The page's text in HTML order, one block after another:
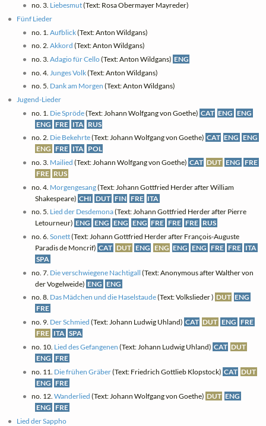
no. 3. Liebesmut(Text: Rosa Obermayer Mayreder)
Fünf Lieder
no. 1. Aufblick(Text: Anton Wildgans)
no. 2. Akkord (Text: Anton Wildgans)
no. 3. Adagio für Cello(Text: Anton Wildgans) ENG
no. 4. Junges Volk(Text: Anton Wildgans)
no. 5. Dank am Morgen (Text: Anton Wildgans)
Jugend-Lieder
no. 1. Die Spröde(Text: Johann Wolfgang von Goethe) CAT ENG ENG
ENG FRE ITA RUS
no. 2. Die Bekehrte(Text: Johann Wolfgang von Goethe) CAT ENG ENG
ENG FRE ITA POL
no. 3. Mailied (Text: Johann Wolfgang von Goethe) CAT DUT ENG FRE
FRE RUS
no. 4. Morgengesang(Text: Johann Gottfried Herder after William
Shakespeare) CHI DUT FIN FRE ITA
no. 5. Lied der Desdemona(Text: Johann Gottfried Herder after Pierre
Letourneur) ENG ENG ENG ENG FRE FRE FRE RUS
no. 6. Sonett(Text: Johann Gottfried Herder after François-Auguste
Paradis de Moncrif) CAT DUT ENG ENG ENG ENG FRE FRE ITA
SPA
no. 7. Die verschwiegene Nachtigall (Text: Anonymous after Walther von
der Vogelweide) ENG ENG
no. 8. Das Mädchen und die Haselstaude(Text: Volkslieder ) DUT ENG
FRE
no. 9. Der Schmied (Text: Johann Ludwig Uhland) CAT DUT ENG FRE
FRE ITA SPA
no. 10. Lied des Gefangenen (Text: Johann Ludwig Uhland) CAT DUT
ENG FRE
no. 11. Die frühen Gräber(Text: Friedrich Gottlieb Klopstock) CAT DUT
ENG FRE
no. 12. Wanderlied (Text: Johann Wolfgang von Goethe) DUT ENG
ENG FRE
Lied der Sappho